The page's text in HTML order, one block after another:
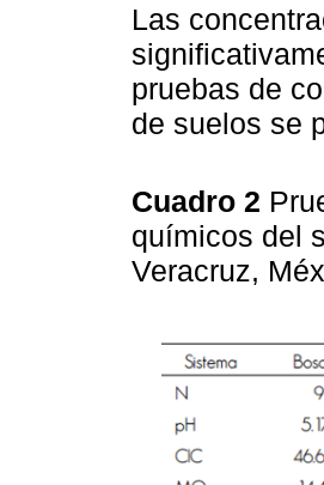
Las
pruebas de
de suelos se
Cuadro 2
químicos del
Veracruz,